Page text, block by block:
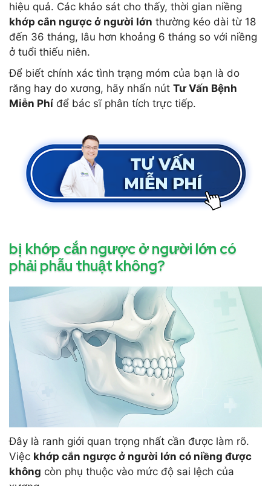
hiệu quả. Các khảo sát cho thấy, thời gian niềng
khớp cắn ngược ở người lớn thường kéo dài từ 18
đến 36 tháng, lâu hơn khoảng 6 tháng so với niềng
ở tuổi thiếu niên.
Để biết chính xác tình trạng móm của bạn là do
răng hay do xương, hãy nhấn nút Tư Vấn Bệnh
Miễn Phí để bác sĩ phân tích trực tiếp.
bị khớp cắn ngược ở người lớn có
phải phẫu thuật không?
Đây là ranh giới quan trọng nhất cần được làm rõ.
Việc khớp cắn ngược ở người lớn có niềng được
không còn phụ thuộc vào mức độ sai lệch của